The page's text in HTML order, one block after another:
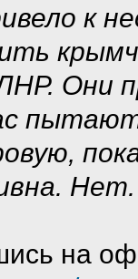
к
Они
на